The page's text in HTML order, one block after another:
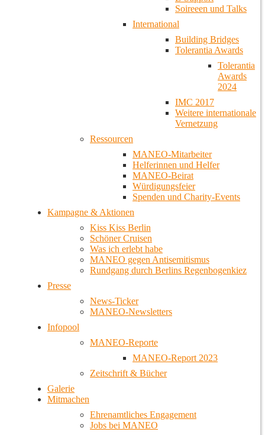
Soireeen und Talks
International
Building Bridges
Tolerantia Awards
Tolerantia
Awards
2024
IMC 2017
Weitere internationale
Vernetzung
Ressourcen
MANEO-Mitarbeiter
Helferinnen und Helfer
MANEO-Beirat
Würdigungsfeier
Spenden und Charity-Events
Kampagne & Aktionen
Kiss Kiss Berlin
Schöner Cruisen
Was ich erlebt habe
MANEO gegen Antisemitismus
Rundgang durch Berlins Regenbogenkiez
Presse
News-Ticker
MANEO-Newsletters
Infopool
MANEO-Reporte
MANEO-Report 2023
Zeitschrift & Bücher
Galerie
Mitmachen
Ehrenamtliches Engagement
Jobs bei MANEO